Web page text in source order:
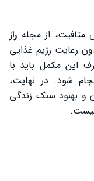
از مجله راز
رعایت رژیم غذایی
این مکمل باید با
شود. در نهایت،
و بهبود سبک زندگی